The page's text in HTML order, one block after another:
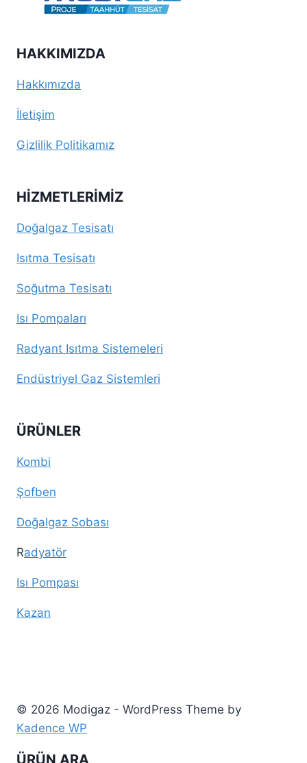
HAKKIMIZDA
Hakkımızda
İletişim
Gizlilik Politikamız
HIZMETLERIMIZ
Doğalgaz Tesisatı
Isıtma Tesisatı
Soğutma Tesisatı
Isı Pompaları
Radyant Isıtma Sistemeleri
Endüstriyel Gaz Sistemleri
ÜRÜNLER
Kombi
Şofben
Doğalgaz Sobası
Radyatör
Isı Pompası
Kazan
© 2026 Modigaz - WordPress Theme by
Kadence WP
ÜRÜN ARA